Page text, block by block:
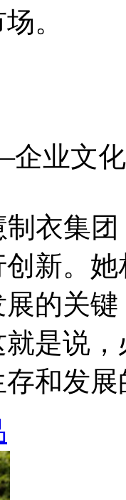
。
业文化
衣集团
新。
的关
是说
和发